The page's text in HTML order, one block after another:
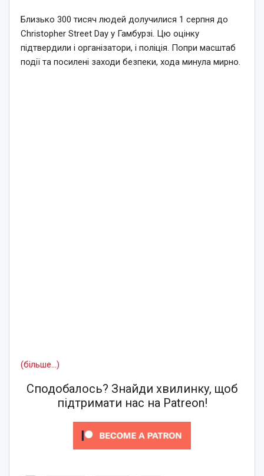
Близько 300 тисяч людей долучилися 1 серпня до
Christopher Street Day у Гамбурзі. Цю оцінку
підтвердили і організатори, і поліція. Попри масштаб
події та посилені заходи безпеки, хода минула мирно.
(більше…)
Сподобалось? Знайди хвилинку, щоб
підтримати нас на Patreon!